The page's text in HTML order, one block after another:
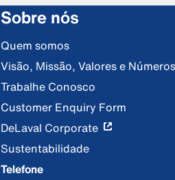
Sobre nós
Quem somos
Visão, Missão, Valores e Números
Trabalhe Conosco
Customer Enquiry Form
DeLaval Corporate
Sustentabilidade
Telefone